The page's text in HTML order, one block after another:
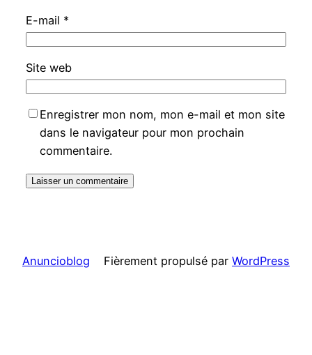
E-mail *
Site web
Enregistrer mon nom, mon e-mail et mon site
dans le navigateur pour mon prochain
commentaire.
Anuncioblog Fièrement propulsé par WordPress